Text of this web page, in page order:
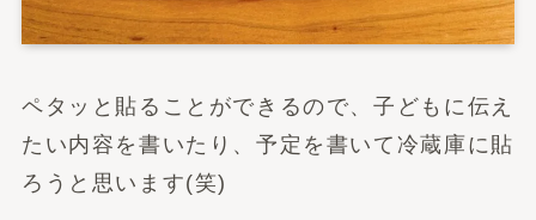
ペタッと貼ることができるので、子どもに伝え
たい内容を書いたり、予定を書いて冷蔵庫に貼
ろうと思います(笑)